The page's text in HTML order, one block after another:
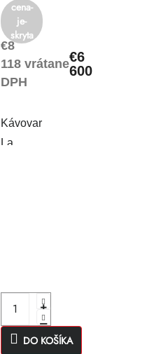
€8
118 vrátane
DPH
€6
600
Kávovar
La
cena-
je-
skryta
DO KOŠÍKA